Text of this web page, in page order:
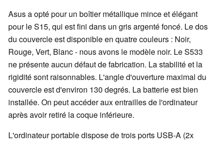
Asus a opté pour un boîtier métallique mince et élégant
pour le S15, qui est fini dans un gris argenté foncé. Le dos
du couvercle est disponible en quatre couleurs : Noir,
Rouge, Vert, Blanc - nous avons le modèle noir. Le S533
ne présente aucun défaut de fabrication. La stabilité et la
rigidité sont raisonnables. L'angle d'ouverture maximal du
couvercle est d'environ 130 degrés. La batterie est bien
installée. On peut accéder aux entrailles de l'ordinateur
après avoir retiré la coque inférieure.
L'ordinateur portable dispose de trois ports USB-A (2x